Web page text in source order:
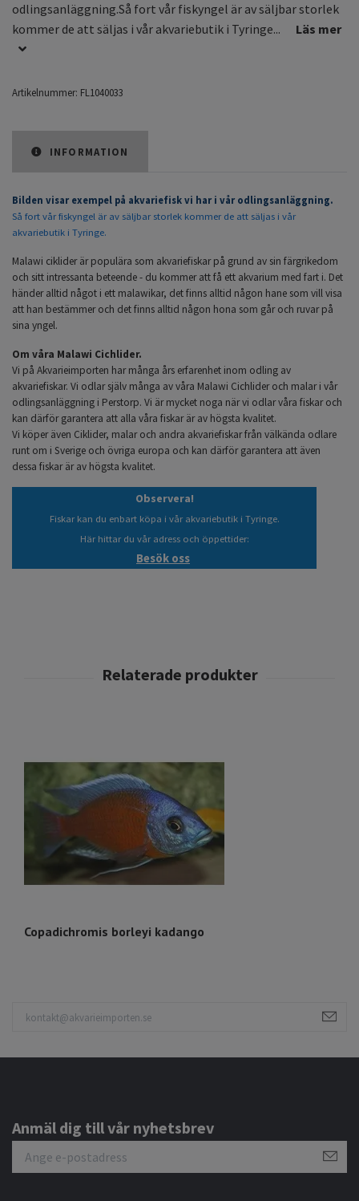
odlingsanläggning.Så fort vår fiskyngel är av säljbar storlek
kommer de att säljas i vår akvariebutik i Tyringe...
Läs mer
Artikelnummer: FL1040033
INFORMATION
Bilden visar exempel på akvariefisk vi har i vår odlingsanläggning.
Så fort vår fiskyngel är av säljbar storlek kommer de att säljas i vår
akvariebutik i Tyringe.
Malawi ciklider är populära som akvariefiskar på grund av sin färgrikedom
och sitt intressanta beteende - du kommer att få ett akvarium med fart i. Det
händer alltid något i ett malawikar, det finns alltid någon hane som vill visa
att han bestämmer och det finns alltid någon hona som går och ruvar på
sina yngel.
Om våra Malawi Cichlider.
Vi på Akvarieimporten har många års erfarenhet inom odling av
akvariefiskar. Vi odlar själv många av våra Malawi Cichlider och malar i vår
odlingsanläggning i Perstorp. Vi är mycket noga när vi odlar våra fiskar och
kan därför garantera att alla våra fiskar är av högsta kvalitet.
Vi köper även Ciklider, malar och andra akvariefiskar från välkända odlare
runt om i Sverige och övriga europa och kan därför garantera att även
dessa fiskar är av högsta kvalitet.
Observera!
Fiskar kan du enbart köpa i vår akvariebutik i Tyringe.
Här hittar du vår adress och öppettider:
Besök oss
Copadichromis borleyi kadango
Anmäl dig till vår nyhetsbrev